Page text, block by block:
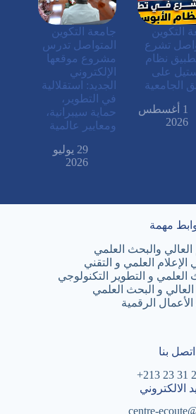
التكوين
تشرع
نظام
على
الجامعية
1 أغسطس
2026
جامعة التكوين
المتواصل تدرس
مشروع موقعها
الإلكتروني
الجديد: استقلالية
في التطوير،
حماية سيبرانية،
ومعايير عالمية
29 يوليو
2026
مهمة
العالي والبحث العلمي
العلمي و التقني
العلمي و التطوير التكنولوجي
العالي و البحث العلمي
الرقمية
اتصل بنا
الالكتروني
centre-